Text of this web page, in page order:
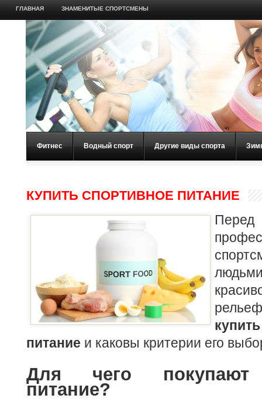
ГЛАВНАЯ ЗНАМЕНИТЫЕ СПОРТСМЕНЫ
Фитнес Водный спорт Другие виды спорта
КУПИТЬ СПОРТИВНОЕ ПИТАНИЕ
Перед
питание и каковы критерии его
Для чего покупают
питание?